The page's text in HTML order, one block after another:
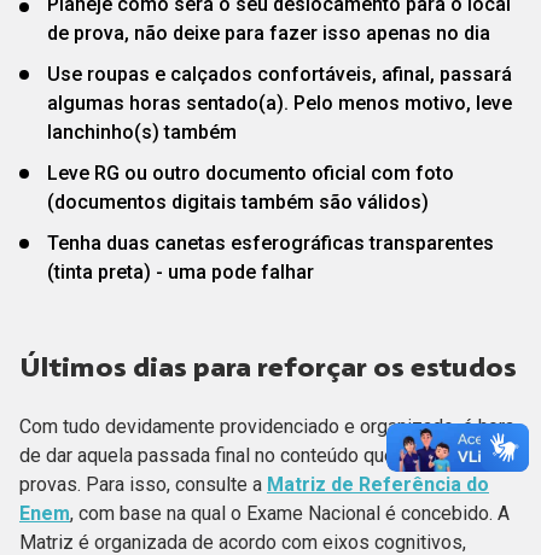
de prova, não deixe para fazer isso apenas no dia
Use roupas e calçados confortáveis, afinal, passará
algumas horas sentado(a). Pelo menos motivo, leve
lanchinho(s) também
Leve RG ou outro documento oficial com foto
(documentos digitais também são válidos)
Tenha duas canetas esferográficas transparentes
(tinta preta) - uma pode falhar
Últimos dias para reforçar os estudos
Com tudo devidamente providenciado e organizado, é hora
de dar aquela passada final no conteúdo que pode cair nas
provas. Para isso, consulte a Matriz de Referência do
Enem, com base na qual o Exame Nacional é concebido. A
Matriz é organizada de acordo com eixos cognitivos,